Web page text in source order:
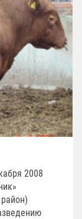
2008